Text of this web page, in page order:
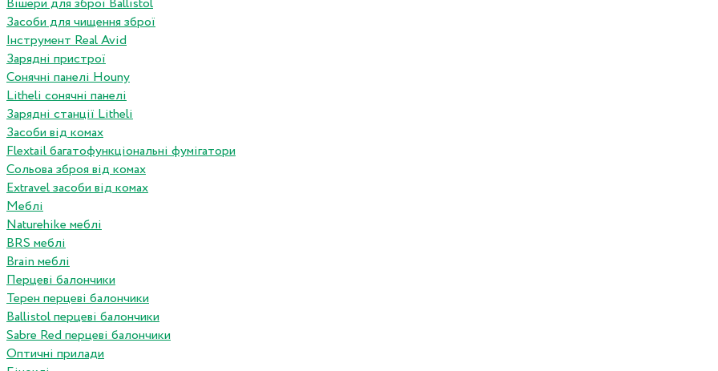
Вішери для зброї Ballistol
Засоби для чищення зброї
Інструмент Real Avid
Зарядні пристрої
Сонячні панелі Houny
Litheli сонячні панелі
Зарядні станції Litheli
Засоби від комах
Flextail багатофункціональні фумігатори
Сольова зброя від комах
Extravel засоби від комах
Меблі
Naturehike меблі
BRS меблі
Brain меблі
Перцеві балончики
Терен перцеві балончики
Ballistol перцеві балончики
Sabre Red перцеві балончики
Оптичні прилади